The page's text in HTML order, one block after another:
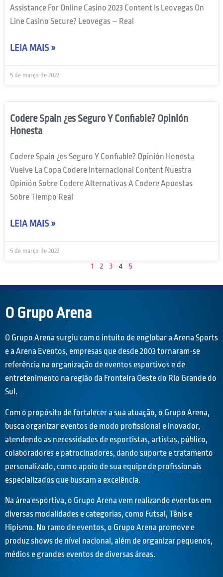
Assistance For Online Casino 2023 Content Is Leovegas On
Line Casino Secure? Leovegas – Real
LEIA MAIS »
5 de março de 2022
Codere Spain ¿es Seguro Y Confiable? Opinión
Honesta
Codere Spain ¿es Seguro Y Confiable? Opinión Honesta
Vuelve La Copa Codere Internacional Content Nuestra
Opinión Sobre Codere Alternativas A Codere Apuestas
Sobre Tiempo Real
LEIA MAIS »
5 de março de 2022
1 2 3 4 5
O Grupo Arena
O Grupo Arena surgiu com o intuito de englobar a Arena Sports
e a Arena Eventos, empresas que desde 2003 tornaram-se
referência na organização de eventos esportivos e de
entretenimento na região da Fronteira Oeste do Rio Grande do
Sul.
Com o propósito de fortalecer a sua atuação, o Grupo Arena,
busca organizar eventos de modo profissional e inovador,
atendendo as necessidades de esportistas, artistas, público,
colaboradores e patrocinadores, dando suporte e tratamento
personalizado, com o apoio de sua equipe de profissionais
especializados que buscam a excelência.
Na área esportiva, o Grupo Arena vem realizando eventos em
diversas modalidades e categorias, como Futsal, Tênis e
Hipismo. No ramo de eventos, o Grupo Arena promove e
produz shows de nível nacional, além de organizar pequenos,
médios e grandes eventos de diversas áreas.